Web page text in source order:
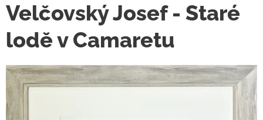
Velčovský Josef - Staré
lodě v Camaretu